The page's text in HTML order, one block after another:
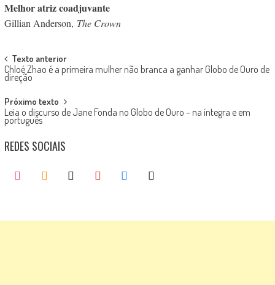
Melhor atriz coadjuvante
Gillian Anderson, The Crown
Post
navigation
Texto anterior
Chloé Zhao é a primeira mulher não branca a ganhar Globo de Ouro de
direção
Próximo texto
Leia o discurso de Jane Fonda no Globo de Ouro – na íntegra e em
português
REDES SOCIAIS